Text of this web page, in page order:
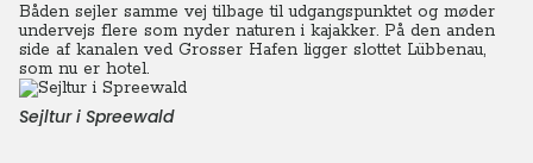
Båden sejler samme vej tilbage til udgangspunktet og møder
undervejs flere som nyder naturen i kajakker. På den anden
side af kanalen ved Grosser Hafen ligger slottet Lübbenau,
som nu er hotel.
Sejltur i Spreewald